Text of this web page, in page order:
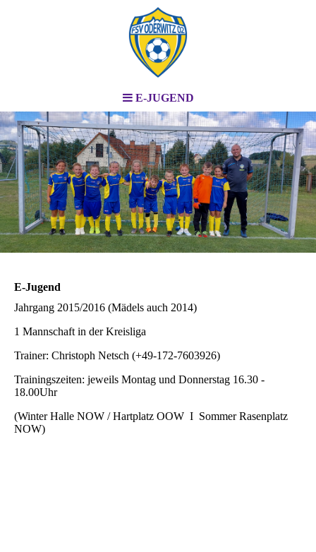
E-JUGEND
E-Jugend
Jahrgang 2015/2016 (Mädels auch 2014)
1 Mannschaft in der Kreisliga
Trainer: Christoph Netsch (+49-172-7603926)
Trainingszeiten: jeweils Montag und Donnerstag 16.30 -
18.00Uhr
(Winter Halle NOW / Hartplatz OOW I Sommer Rasenplatz
NOW)